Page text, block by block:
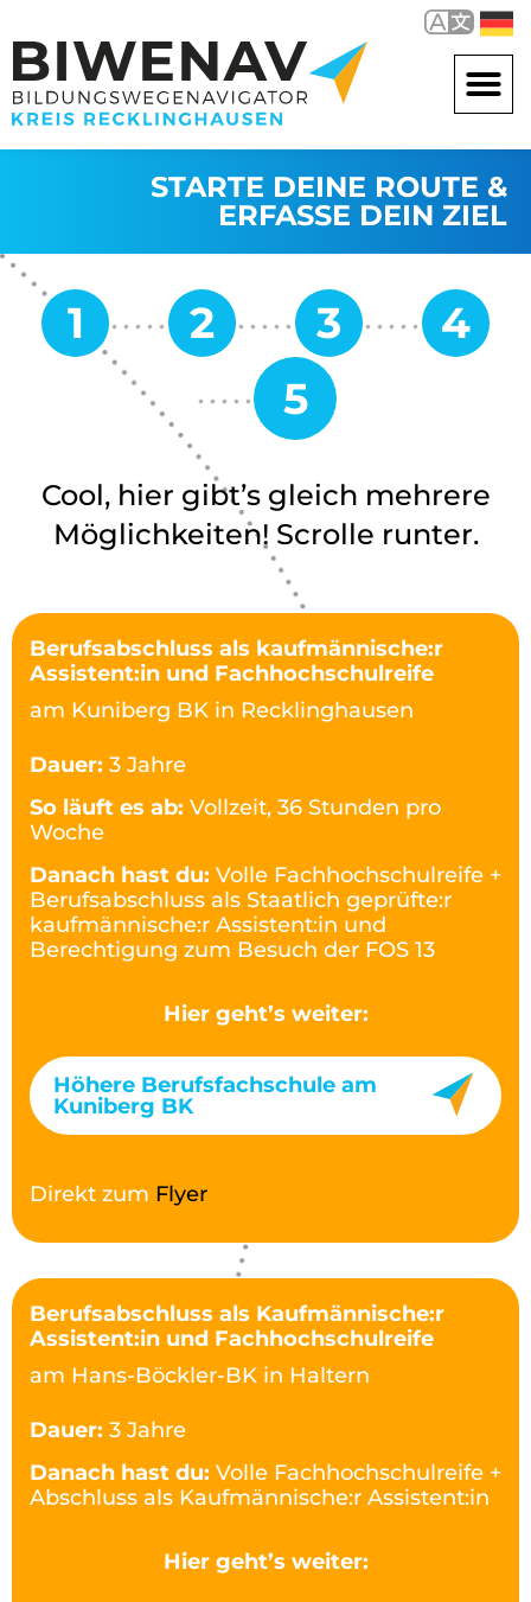
STARTE DEINE ROUTE &
ERFASSE DEIN ZIEL
Cool, hier gibt’s gleich mehrere
Möglichkeiten! Scrolle runter.
Berufsabschluss als kaufmännische:r
Assistent:in und Fachhochschulreife
am Kuniberg BK in Recklinghausen
Dauer: 3 Jahre
So läuft es ab: Vollzeit, 36 Stunden pro
Woche
Danach hast du: Volle Fachhochschulreife +
Berufsabschluss als Staatlich geprüfte:r
kaufmännische:r Assistent:in und
Berechtigung zum Besuch der FOS 13
Hier geht’s weiter:
Höhere Berufsfachschule am
Kuniberg BK
Direkt zum Flyer
Berufsabschluss als Kaufmännische:r
Assistent:in und Fachhochschulreife
am Hans-Böckler-BK in Haltern
Dauer: 3 Jahre
Danach hast du: Volle Fachhochschulreife +
Abschluss als Kaufmännische:r Assistent:in
Hier geht’s weiter: